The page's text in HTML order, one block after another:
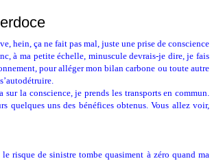
hein, ça ne fait pas mal, juste une prise de conscience
à ma petite échelle, minuscule devrais-je dire, je fais
pour alléger mon bilan carbone ou toute autre
la conscience, je prends les transports en commun.
quelques uns des bénéfices obtenus. Vous allez voir,
risque de sinistre tombe quasiment à zéro quand ma